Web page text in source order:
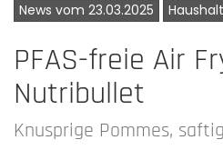
News vom 23.03.2025
PFAS-freie Air
Nutribullet
Knusprige Pommes,